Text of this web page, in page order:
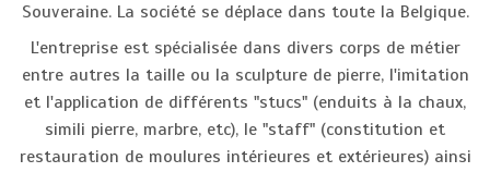
Souveraine. La société se déplace dans toute la Belgique.
L'entreprise est spécialisée dans divers corps de métier
entre autres la taille ou la sculpture de pierre, l'imitation
et l'application de différents "stucs" (enduits à la chaux,
simili pierre, marbre, etc), le "staff" (constitution et
restauration de moulures intérieures et extérieures) ainsi